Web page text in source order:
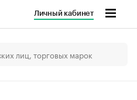
Личный кабинет